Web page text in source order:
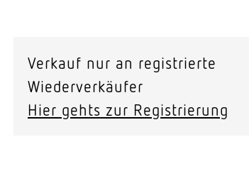
Verkauf nur an registrierte
Wiederverkäufer
Hier gehts zur Registrierung